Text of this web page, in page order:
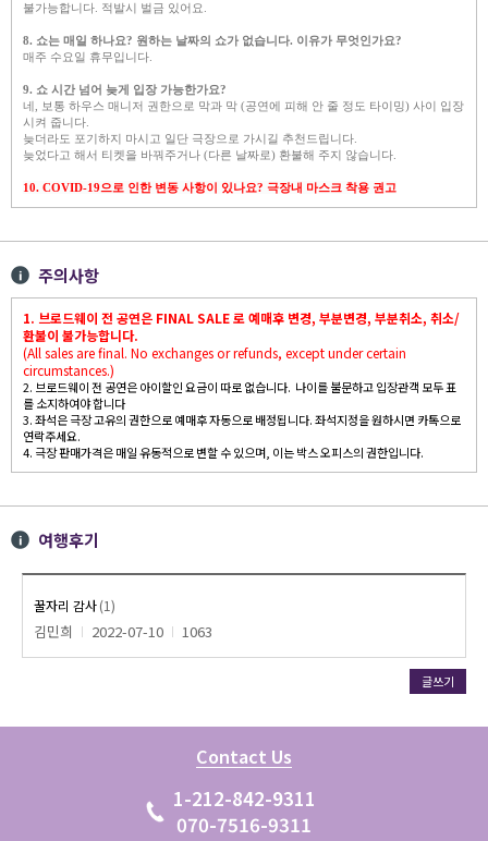
불가능합니다. 적발시 벌금 있어요.
8. 쇼는 매일 하나요? 원하는 날짜의 쇼가 없습니다. 이유가 무엇인가요?
매주 수요일 휴무입니다.
9. 쇼 시간 넘어 늦게 입장 가능한가요?
네, 보통 하우스 매니저 권한으로 막과 막 (공연에 피해 안 줄 정도 타이밍) 사이 입장
시켜 줍니다.
늦더라도 포기하지 마시고 일단 극장으로 가시길 추천드립니다.
늦었다고 해서 티켓을 바꿔주거나 (다른 날짜로) 환불해 주지 않습니다.
10. COVID-19으로 인한 변동 사항이 있나요? 극장내 마스크 착용 권고
주의사항
1. 브로드웨이 전 공연은 FINAL SALE 로 예매후 변경, 부분변경, 부분취소, 취소/
환불이 불가능합니다.
(All sales are final. No exchanges or refunds, except under certain
circumstances.)
2. 브로드웨이 전 공연은 아이할인 요금이 따로 없습니다. 나이를 불문하고 입장관객 모두 표
를 소지하여야 합니다
3. 좌석은 극장 고유의 권한으로 예매후 자동으로 배정됩니다. 좌석지정을 원하시면 카톡으로
연락주세요.
4. 극장 판매가격은 매일 유동적으로 변할 수 있으며, 이는 박스 오피스의 권한입니다.
여행후기
꿀자리 감사(1)
김민희 2022-07-10 1063
글쓰기
Contact Us
1-212-842-9311
070-7516-9311